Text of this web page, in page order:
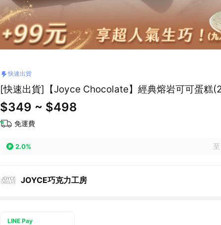
快速出貨
[快速出貨]【Joyce Chocolate】經典熔岩可可蛋糕
$349 ~ $498
免運費
2.0%
JOYCE巧克力工房
LINE Pay